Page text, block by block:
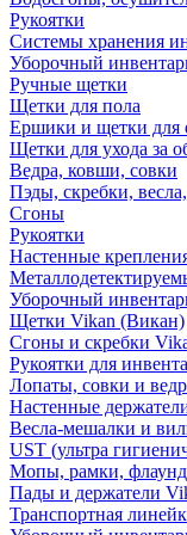
Рукоятки
Системы хранения
Уборочный
Ручные щетки
Щетки для пола
Ершики и щетки для
Щетки для ухода за
Ведра, ковши, совки
Пэды, скребки,
Сгоны
Рукоятки
Настенные
Уборочный
Щетки Vikan (Викан)
Сгоны и скребки
Рукоятки для
Лопаты, совки и
Настенные
Весла-мешалки и
UST (ультра
Мопы, рамки,
Пады и держатели
Транспортная